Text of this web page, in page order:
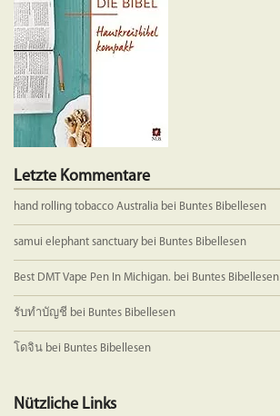
Letzte Kommentare
hand rolling tobacco Australia bei Buntes Bibellesen
samui elephant sanctuary bei Buntes Bibellesen
Best DMT Vape Pen In Michigan. bei Buntes Bibellesen
รับทำบัญชี bei Buntes Bibellesen
โดจิน bei Buntes Bibellesen
Nützliche Links